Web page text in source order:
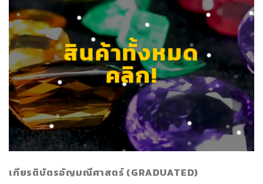
สินค้าทั้งหมด
คลิก!
เกียรติบัตรอัญมณีศาสตร์ (GRADUATED)